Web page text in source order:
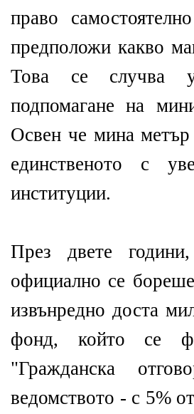
право
предположи какво
Това се случва
подпомагане на
Освен че мина
единственото с
институции.
През двете
официално се
извънредно доста
фонд, който се
"Гражданска
ведомството - с 5%